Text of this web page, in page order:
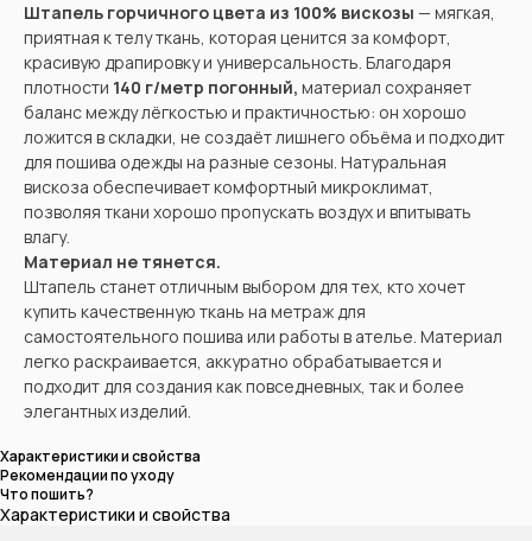
Штапель горчичного цвета из 100% вискозы — мягкая,
приятная к телу ткань, которая ценится за комфорт,
красивую драпировку и универсальность. Благодаря
плотности 140 г/метр погонный, материал сохраняет
баланс между лёгкостью и практичностью: он хорошо
ложится в складки, не создаёт лишнего объёма и подходит
для пошива одежды на разные сезоны. Натуральная
вискоза обеспечивает комфортный микроклимат,
позволяя ткани хорошо пропускать воздух и впитывать
влагу.
Материал не тянется.
Штапель станет отличным выбором для тех, кто хочет
купить качественную ткань на метраж для
самостоятельного пошива или работы в ателье. Материал
легко раскраивается, аккуратно обрабатывается и
подходит для создания как повседневных, так и более
элегантных изделий.
Характеристики и свойства
Рекомендации по уходу
Что пошить?
Характеристики и свойства